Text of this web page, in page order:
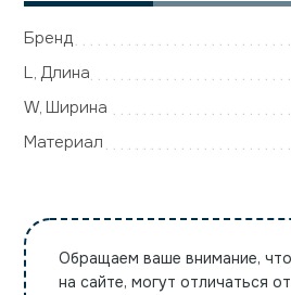
Бренд
L, Длина
W, Ширина
Материал
Обращаем ваше внимание,
на сайте, могут отличаться